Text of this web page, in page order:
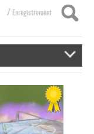
/ Enregistrement